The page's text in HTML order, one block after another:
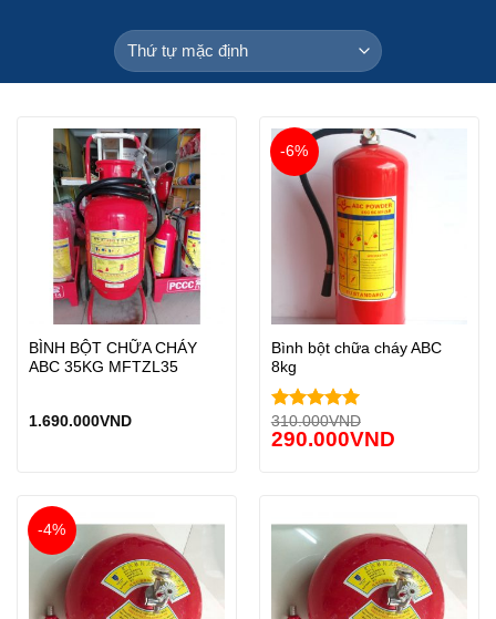
BÌNH BỘT CHỮA CHÁY
ABC 35KG MFTZL35
1.690.000VND
-6%
Bình bột chữa cháy ABC
8kg
Được xếp
hạng5.00
310.000VND
290.000VND
-4%